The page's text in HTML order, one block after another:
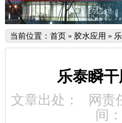
当前位置： 首页 » 胶水应用 »
乐泰瞬
文章出处： 网责
间